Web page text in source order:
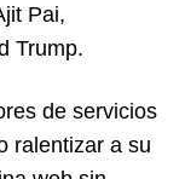
Pai,
Trump.
de servicios
ralentizar a su